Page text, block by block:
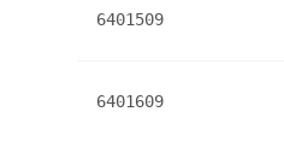
6401509
6401609